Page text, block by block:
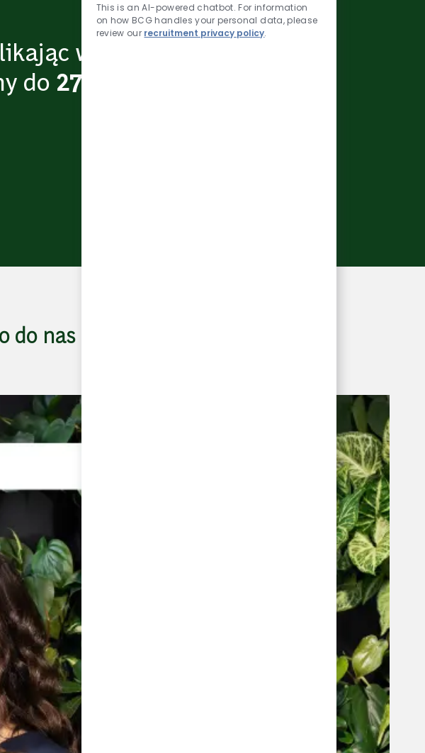
w poniższy link.
do 27 września.
nas dołączyć?
This is an AI-powered chatbot. For information
on how BCG handles your personal data, please
review our recruitment privacy policy.